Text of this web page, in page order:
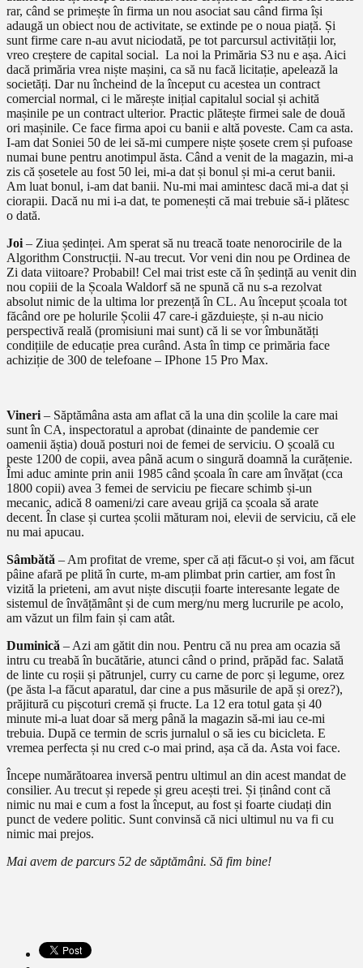
rar, când se primește în firma un nou asociat sau când firma își
adaugă un obiect nou de activitate, se extinde pe o noua piață. Și
sunt firme care n-au avut niciodată, pe tot parcursul activității lor,
vreo creștere de capital social. La noi la Primăria S3 nu e așa. Aici
dacă primăria vrea niște mașini, ca să nu facă licitație, apelează la
societăți. Dar nu încheind de la început cu acestea un contract
comercial normal, ci le mărește inițial capitalul social și achită
mașinile pe un contract ulterior. Practic plătește firmei sale de două
ori mașinile. Ce face firma apoi cu banii e altă poveste. Cam ca asta.
I-am dat Soniei 50 de lei să-mi cumpere niște șosete crem și pufoase
numai bune pentru anotimpul ăsta. Când a venit de la magazin, mi-a
zis că șosetele au fost 50 lei, mi-a dat și bonul și mi-a cerut banii.
Am luat bonul, i-am dat banii. Nu-mi mai amintesc dacă mi-a dat și
ciorapii. Dacă nu mi i-a dat, te pomenești că mai trebuie să-i plătesc
o dată.
Joi – Ziua ședinței. Am sperat să nu treacă toate nenorocirile de la
Algorithm Construcții. N-au trecut. Vor veni din nou pe Ordinea de
Zi data viitoare? Probabil! Cel mai trist este că în ședință au venit din
nou copiii de la Școala Waldorf să ne spună că nu s-a rezolvat
absolut nimic de la ultima lor prezență în CL. Au început școala tot
făcând ore pe holurile Școlii 47 care-i găzduiește, și n-au nicio
perspectivă reală (promisiuni mai sunt) că li se vor îmbunătăți
condițiile de educație prea curând. Asta în timp ce primăria face
achiziție de 300 de telefoane – IPhone 15 Pro Max.
Vineri – Săptămâna asta am aflat că la una din școlile la care mai
sunt în CA, inspectoratul a aprobat (dinainte de pandemie cer
oamenii ăștia) două posturi noi de femei de serviciu. O școală cu
peste 1200 de copii, avea până acum o singură doamnă la curățenie.
Îmi aduc aminte prin anii 1985 când școala în care am învățat (cca
1800 copii) avea 3 femei de serviciu pe fiecare schimb și-un
mecanic, adică 8 oameni/zi care aveau grijă ca școala să arate
decent. În clase și curtea școlii măturam noi, elevii de serviciu, că ele
nu mai apucau.
Sâmbătă – Am profitat de vreme, sper că ați făcut-o și voi, am făcut
pâine afară pe plită în curte, m-am plimbat prin cartier, am fost în
vizită la prieteni, am avut niște discuții foarte interesante legate de
sistemul de învățământ și de cum merg/nu merg lucrurile pe acolo,
am văzut un film fain și cam atât.
Duminică – Azi am gătit din nou. Pentru că nu prea am ocazia să
intru cu treabă în bucătărie, atunci când o prind, prăpăd fac. Salată
de linte cu roșii și pătrunjel, curry cu carne de porc și legume, orez
(pe ăsta l-a făcut aparatul, dar cine a pus măsurile de apă și orez?),
prăjitură cu pișcoturi cremă și fructe. La 12 era totul gata și 40
minute mi-a luat doar să merg până la magazin să-mi iau ce-mi
trebuia. După ce termin de scris jurnalul o să ies cu bicicleta. E
vremea perfecta și nu cred c-o mai prind, așa că da. Asta voi face.
Începe numărătoarea inversă pentru ultimul an din acest mandat de
consilier. Au trecut și repede și greu acești trei. Și ținând cont că
nimic nu mai e cum a fost la început, au fost și foarte ciudați din
punct de vedere politic. Sunt convinsă că nici ultimul nu va fi cu
nimic mai prejos.
Mai avem de parcurs 52 de săptămâni. Să fim bine!